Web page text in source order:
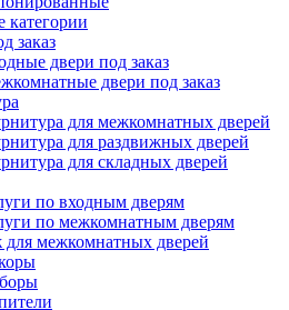
категории
заказ
двери под заказ
двери под заказ
для межкомнатных дверей
для раздвижных дверей
для складных дверей
по входным дверям
по межкомнатным дверям
межкомнатных дверей